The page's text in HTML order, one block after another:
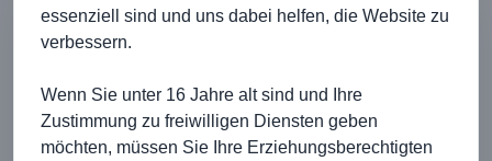
TOP 1: Begrüßung
essenziell sind und uns dabei helfen, die Website zu
verbessern.
Wenn Sie unter 16 Jahre alt sind und Ihre
Zustimmung zu freiwilligen Diensten geben
möchten, müssen Sie Ihre Erziehungsberechtigten